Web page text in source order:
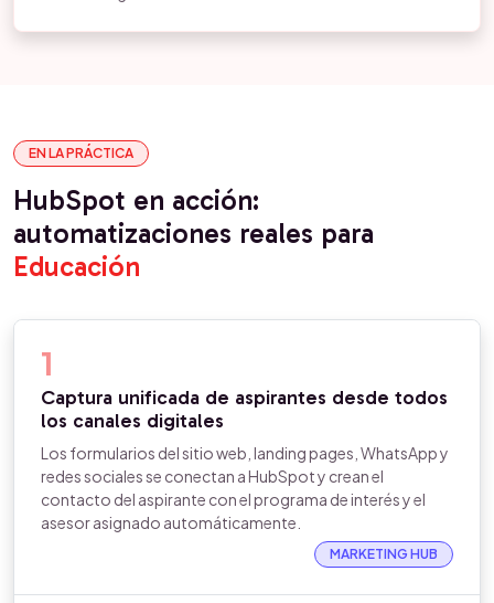
EN LA PRÁCTICA
HubSpot en acción:
automatizaciones reales para
Educación
1
Captura unificada de aspirantes desde todos
los canales digitales
Los formularios del sitio web, landing pages, WhatsApp y
redes sociales se conectan a HubSpot y crean el
contacto del aspirante con el programa de interés y el
asesor asignado automáticamente.
MARKETING HUB